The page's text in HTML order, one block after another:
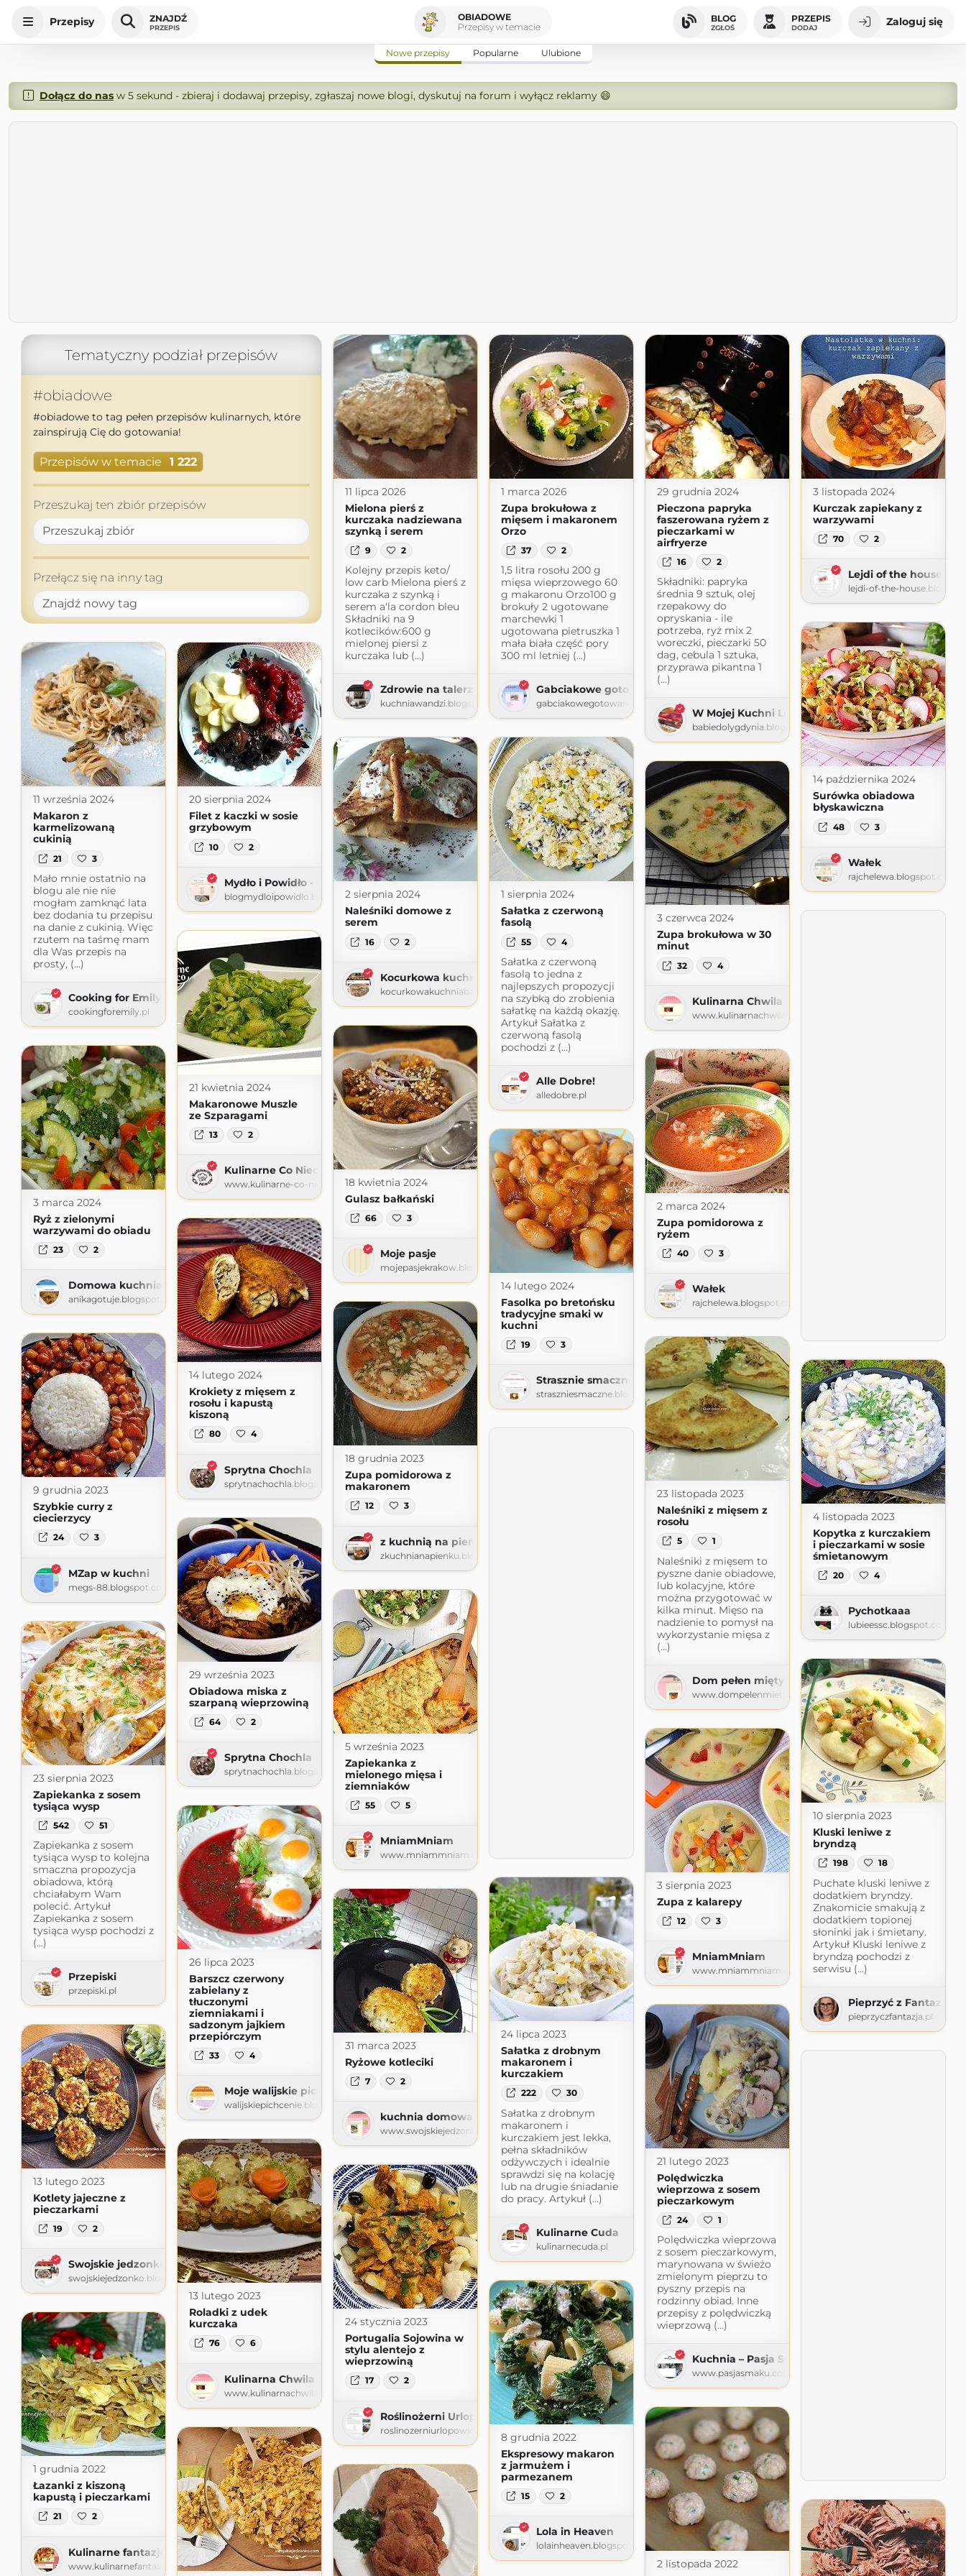
Przepisy ZNAJDŹ
PRZEPIS
OBIADOWE
Przepisy w temacie
BLOG
ZGŁOŚ
PRZEPIS
DODAJ Zaloguj się
Nowe przepisy Popularne Ulubione
Dołącz do nasw 5 sekund - zbieraj i dodawaj przepisy, zgłaszaj nowe blogi, dyskutuj na forum i wyłącz reklamy 😄
Tematyczny podział przepisów
#obiadowe
#obiadowe to tag pełen przepisów kulinarnych, które
zainspirują Cię do gotowania!
Przepisów w temacie 1 222
Przeszukaj ten zbiór przepisów
Przełącz się na inny tag
11 lipca 2026
Mielona pierś z
kurczaka nadziewana
szynką i serem
9 2
Kolejny przepis keto/
low carb Mielona pierś z
kurczaka z szynką i
serem a'la cordon bleu
Składniki na 9
kotlecików:600 g
mielonej piersi z
kurczaka lub (...)
Zdrowie na talerzu oraz w glowie - blog dla osob swiadomych tego co jedza
kuchniawandzi.blogspot.com
1 marca 2026
Zupa brokułowa z
mięsem i makaronem
Orzo
37 2
1,5 litra rosołu 200 g
mięsa wieprzowego 60
g makaronu Orzo100 g
brokuły 2 ugotowane
marchewki 1
ugotowana pietruszka 1
mała biała część pory
300 ml letniej (...)
Gabciakowe gotowanie
gabciakowegotowanie24.blogspot.com
29 grudnia 2024
Pieczona papryka
faszerowana ryżem z
pieczarkami w
airfryerze
16 2
Składniki: papryka
średnia 9 sztuk, olej
rzepakowy do
opryskania - ile
potrzeba, ryż mix 2
woreczki, pieczarki 50
dag, cebula 1 sztuka,
przyprawa pikantna 1
(...)
W Mojej Kuchni Lubię
babiedolygdynia.blogspot.com
3 listopada 2024
Kurczak zapiekany z
warzywami
70 2
Lejdi of the house
lejdi-of-the-
14 października 2024
Surówka obiadowa
błyskawiczna
48 3
Wałek
rajchelewa.blogspot.com
11 września 2024
Makaron z
karmelizowaną
cukinią
21 3
Mało mnie ostatnio na
blogu ale nie nie
mogłam zamknąć lata
bez dodania tu przepisu
na danie z cukinią. Więc
rzutem na taśmę mam
dla Was przepis na
prosty, (...)
Cooking for Emily
cookingforemily.pl
20 sierpnia 2024
Filet z kaczki w sosie
grzybowym
10 2
Mydło i Powidło - blog nie tylko kulinarny
blogmydloipowidlo.blogspot.com2 sierpnia 2024
Naleśniki domowe z
serem
16 2
Kocurkowa kuchnia babuni
kocurkowakuchniababuni.blogspot.com
1 sierpnia 2024
Sałatka z czerwoną
fasolą
55 4
Sałatka z czerwoną
fasolą to jedna z
najlepszych propozycji
na szybką do zrobienia
sałatkę na każdą okazję.
Artykuł Sałatka z
czerwoną fasolą
pochodzi z (...)
Alle Dobre!
alledobre.pl
3 czerwca 2024
Zupa brokułowa w 30
minut
32 4
Kulinarna Chwila
www.kulinarnachwila.com
21 kwietnia 2024
Makaronowe Muszle
ze Szparagami
13 2
Kulinarne Co Nieco
www.kulinarne-co-nieco.pl
18 kwietnia 2024
Gulasz bałkański
66 3
Moje pasje
mojepasjekrakow.blogspot.com
3 marca 2024
Ryż z zielonymi
warzywami do obiadu
23 2
Domowa kuchnia Aniki
anikagotuje.blogspot.com
2 marca 2024
Zupa pomidorowa z
ryżem
40 3
Wałek
rajchelewa.blogspot.com
14 lutego 2024
Fasolka po bretońsku
tradycyjne smaki w
kuchni
19 3
Strasznie smaczne
straszniesmaczne.blogspot.com
14 lutego 2024
Krokiety z mięsem z
rosołu i kapustą
kiszoną
80 4
Sprytna Chochla
sprytnachochla.blogspot.com
18 grudnia 2023
Zupa pomidorowa z
makaronem
12 3
z kuchnią na pieńku
zkuchnianapienku.blogspot.com
9 grudnia 2023
Szybkie curry z
ciecierzycy
24 3
MZap w kuchni
megs-88.blogspot.com
23 listopada 2023
Naleśniki z mięsem z
rosołu
5 1
Naleśniki z mięsem to
pyszne danie obiadowe,
lub kolacyjne, które
można przygotować w
kilka minut. Mięso na
nadzienie to pomysł na
wykorzystanie mięsa z
(...)
Dom pełen mięty
www.dompelenmiety.pl
4 listopada 2023
Kopytka z kurczakiem
i pieczarkami w sosie
śmietanowym
20 4
Pychotkaaa
lubieessc.blogspot.com
29 września 2023
Obiadowa miska z
szarpaną wieprzowiną
64 2
Sprytna Chochla
sprytnachochla.blogspot.com
5 września 2023
Zapiekanka z
mielonego mięsa i
ziemniaków
55 5
MniamMniam
www.mniammniam.com
23 sierpnia 2023
Zapiekanka z sosem
tysiąca wysp
542 51
Zapiekanka z sosem
tysiąca wysp to kolejna
smaczna propozycja
obiadowa, którą
chciałabym Wam
polecić. Artykuł
Zapiekanka z sosem
tysiąca wysp pochodzi z
(...)
Przepiski
przepiski.pl
10 sierpnia 2023
Kluski leniwe z
bryndzą
198 18
Puchate kluski leniwe z
dodatkiem bryndzy.
Znakomicie smakują z
dodatkiem topionej
słoninki jak i śmietany.
Artykuł Kluski leniwe z
bryndzą pochodzi z
serwisu (...)
Pieprzyć z Fantazją
pieprzyczfantazja.pl
3 sierpnia 2023
Zupa z kalarepy
12 3
MniamMniam
www.mniammniam.com
26 lipca 2023
Barszcz czerwony
zabielany z
tłuczonymi
ziemniakami i
sadzonym jajkiem
przepiórczym
33 4
Moje walijskie pichcenie
walijskiepichcenie.blogspot.com
24 lipca 2023
Sałatka z drobnym
makaronem i
kurczakiem
222 30
Sałatka z drobnym
makaronem i
kurczakiem jest lekka,
pełna składników
odżywczych i idealnie
sprawdzi się na kolację
lub na drugie śniadanie
do pracy. Artykuł (...)
Kulinarne Cuda
kulinarnecuda.pl
31 marca 2023
Ryżowe kotleciki
7 2
kuchnia domowa Agi - blog kulinarny
www.swojskiejedzonko72.com.pl
21 lutego 2023
Polędwiczka
wieprzowa z sosem
pieczarkowym
24 1
Polędwiczka wieprzowa
z sosem pieczarkowym,
marynowana w świeżo
zmielonym pieprzu to
pyszny przepis na
rodzinny obiad. Inne
przepisy z polędwiczką
wieprzową (...)
Kuchnia – Pasja Smaku
www.pasjasmaku.com
13 lutego 2023
Kotlety jajeczne z
pieczarkami
19 2
Swojskie jedzonko
swojskiejedzonko.blogspot.com
13 lutego 2023
Roladki z udek
kurczaka
76 6
Kulinarna Chwila
www.kulinarnachwila.com
24 stycznia 2023
Portugalia Sojowina w
stylu alentejo z
wieprzowiną
17 2
Roślinożerni Urlopowicze
roslinozerniurlopowicze.blogspot.com
8 grudnia 2022
Ekspresowy makaron
z jarmużem i
parmezanem
15 2
Lola in Heaven
lolainheaven.blogspot.com
1 grudnia 2022
Łazanki z kiszoną
kapustą i pieczarkami
21 2
Kulinarne fantazje Marioli
www.kulinarnefantazjemarioli.pl
2 listopada 2022